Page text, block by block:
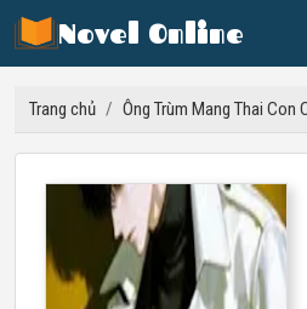
Novel Online
Trang chủ / Ông Trùm Mang Thai Con